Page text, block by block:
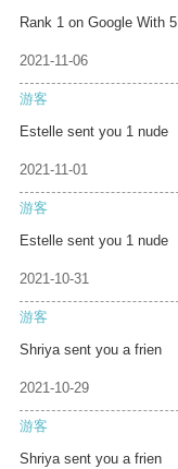
Rank 1 on Google With 5
2021-11-06
游客
Estelle sent you 1 nude
2021-11-01
游客
Estelle sent you 1 nude
2021-10-31
游客
Shriya sent you a frien
2021-10-29
游客
Shriya sent you a frien